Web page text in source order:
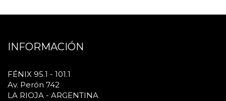
INFORMACIÓN
FÉNIX 95.1 - 101.1
Av. Perón 742
LA RIOJA - ARGENTINA